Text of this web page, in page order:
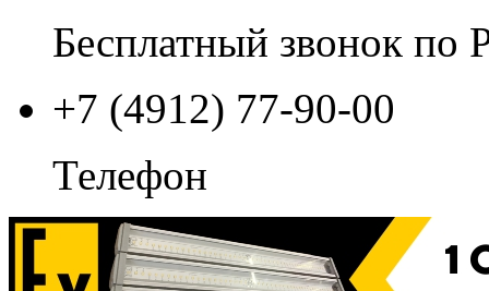
Бесплатный звонок по
+7 (4912) 77-90-00
Телефон